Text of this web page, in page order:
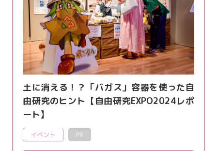
土に消える！？「バガス」容器を使った自
由研究のヒント【自由研究EXPO2024レポ
ート】
イベント PR